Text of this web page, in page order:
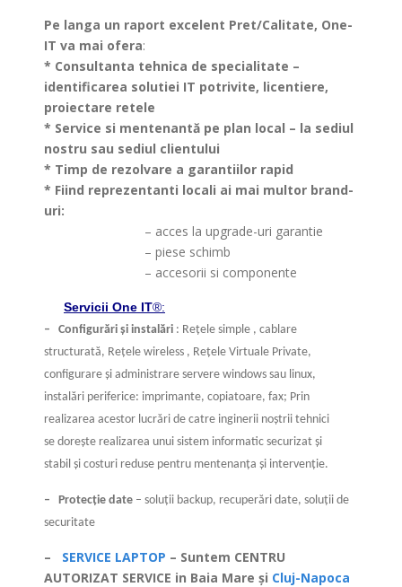
Pe langa un raport excelent Pret/Calitate, One-
IT va mai ofera:
* Consultanta tehnica de specialitate –
identificarea solutiei IT potrivite, licentiere,
proiectare retele
* Service si mentenantă pe plan local – la sediul
nostru sau sediul clientului
* Timp de rezolvare a garantiilor rapid
* Fiind reprezentanti locali ai mai multor brand-
uri:
– acces la upgrade-uri garantie
– piese schimb
– accesorii si componente
Servicii One IT®:
– Configurări şi instalări : Reţele simple , cablare
structurată, Reţele wireless , Reţele Virtuale Private,
configurare şi administrare servere windows sau linux,
instalări periferice: imprimante, copiatoare, fax; Prin
realizarea acestor lucrări de catre inginerii noştrii tehnici
se doreşte realizarea unui sistem informatic securizat şi
stabil şi costuri reduse pentru mentenanţa şi intervenţie.
– Protecţie date – soluţii backup, recuperări date, soluţii de
securitate
– SERVICE LAPTOP – Suntem CENTRU
AUTORIZAT SERVICE in Baia Mare şi Cluj-Napoca